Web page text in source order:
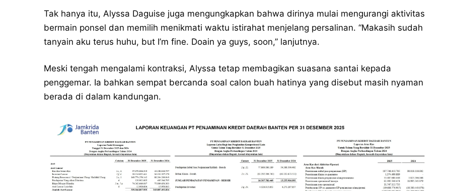
Tak hanya itu, Alyssa Daguise juga mengungkapkan bahwa dirinya mulai mengurangi aktivitas
bermain ponsel dan memilih menikmati waktu istirahat menjelang persalinan. “Makasih sudah
tanyain aku terus huhu, but I’m fine. Doain ya guys, soon,” lanjutnya.
Meski tengah mengalami kontraksi, Alyssa tetap membagikan suasana santai kepada
penggemar. Ia bahkan sempat bercanda soal calon buah hatinya yang disebut masih nyaman
berada di dalam kandungan.